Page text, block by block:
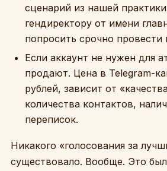
сценарий из нашей
гендиректору от имени
попросить срочно провести
Если аккаунт не нужен для
продают. Цена в Telegram-
рублей, зависит от
количества контактов,
переписок.
Никакого «голосования за
существовало. Вообще. Это